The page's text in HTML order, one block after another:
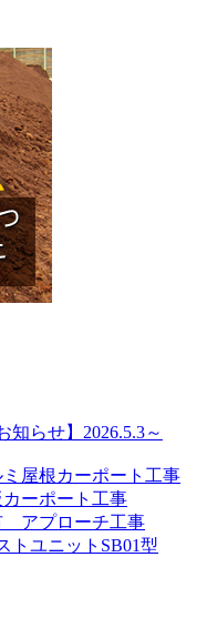
知らせ】2026.5.3～
屋根カーポート工事
ーポート工事
アプローチ工事
トユニットSB01型